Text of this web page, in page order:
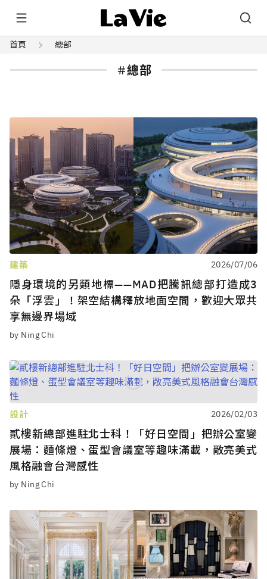
首頁 總部
總部
建築 2026/07/06
隱身環境的另類地標——MAD把騰訊總部打造成3
朵「浮雲」！架空結構釋放地面空間，歡迎大眾共
享無邊界場域
by Ning Chi
設計 2026/02/03
貳樓新總部進駐北士科！「好日空間」把辦公室變
展場：麵條燈、蛋型會議室等趣味滿載，敞亮美式
風格融會台灣感性
by Ning Chi